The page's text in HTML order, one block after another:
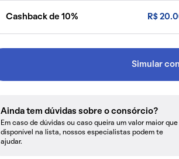
Cashback de 10% R$
Simular
Ainda tem dúvidas sobre o consórcio?
Em caso de dúvidas ou caso queira um valor maior que
disponível na lista, nossos especialistas podem te
ajudar.